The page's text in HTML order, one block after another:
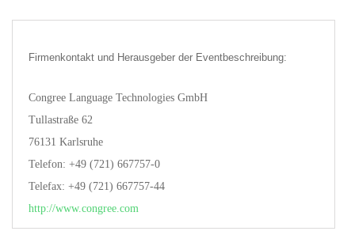
Firmenkontakt und Herausgeber der Eventbeschreibung:
Congree Language Technologies GmbH
Tullastraße 62
76131 Karlsruhe
Telefon: +49 (721) 667757-0
Telefax: +49 (721) 667757-44
http://www.congree.com